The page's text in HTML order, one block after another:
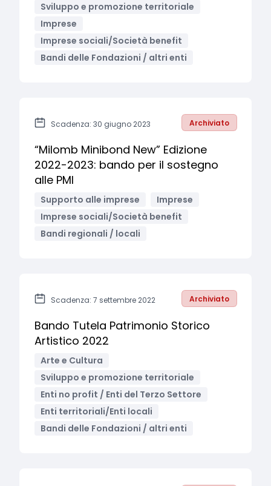
Sviluppo e promozione territoriale
Imprese
Imprese sociali/Società benefit
Bandi delle Fondazioni / altri enti
Scadenza: 30 giugno 2023 Archiviato
“Milomb Minibond New” Edizione
2022-2023: bando per il sostegno
alle PMI
Supporto alle imprese
Imprese
Imprese sociali/Società benefit
Bandi regionali / locali
Scadenza: 7 settembre 2022 Archiviato
Bando Tutela Patrimonio Storico
Artistico 2022
Arte e Cultura
Sviluppo e promozione territoriale
Enti no profit / Enti del Terzo Settore
Enti territoriali/Enti locali
Bandi delle Fondazioni / altri enti